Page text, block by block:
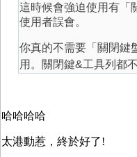
這時候會強迫使用有「
使用者誤會。
你真的不需要「關閉鍵
用。關閉鍵&工具列都
哈哈哈哈
太港動惹，終於好了!